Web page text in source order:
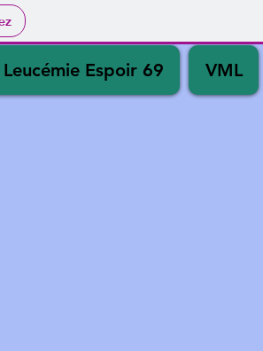
Leucémie Espoir 69 VML